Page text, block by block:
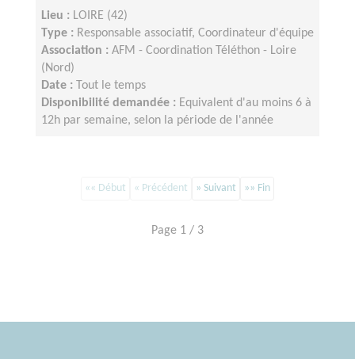
Lieu : LOIRE (42)
Type : Responsable associatif, Coordinateur d'équipe
Association : AFM - Coordination Téléthon - Loire
(Nord)
Date :
Tout le temps
Disponibilité demandée : Equivalent d'au moins 6 à
12h par semaine, selon la période de l'année
«« Début « Précédent » Suivant »» Fin
Page 1 / 3